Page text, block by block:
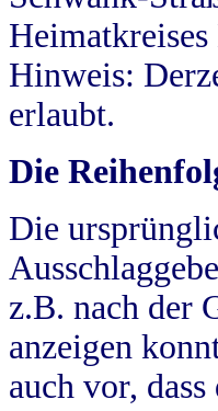
Hinweis:
erlaubt.
Die
Die
z.B. nach der
anzeigen
auch vor,